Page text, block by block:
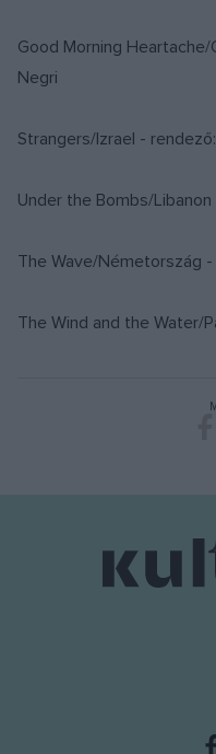
Good Morning
Negri
Strangers/Izrael -
Under the Bombs/
The Wave/Németország
The Wind and the Water/